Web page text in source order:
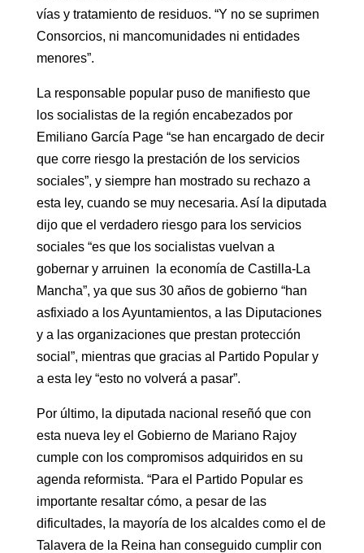
vías y tratamiento de residuos. “Y no se suprimen
Consorcios, ni mancomunidades ni entidades
menores”.
La responsable popular puso de manifiesto que
los socialistas de la región encabezados por
Emiliano García Page “se han encargado de decir
que corre riesgo la prestación de los servicios
sociales”, y siempre han mostrado su rechazo a
esta ley, cuando se muy necesaria. Así la diputada
dijo que el verdadero riesgo para los servicios
sociales “es que los socialistas vuelvan a
gobernar y arruinen la economía de Castilla-La
Mancha”, ya que sus 30 años de gobierno “han
asfixiado a los Ayuntamientos, a las Diputaciones
y a las organizaciones que prestan protección
social”, mientras que gracias al Partido Popular y
a esta ley “esto no volverá a pasar”.
Por último, la diputada nacional reseñó que con
esta nueva ley el Gobierno de Mariano Rajoy
cumple con los compromisos adquiridos en su
agenda reformista. “Para el Partido Popular es
importante resaltar cómo, a pesar de las
dificultades, la mayoría de los alcaldes como el de
Talavera de la Reina han conseguido cumplir con